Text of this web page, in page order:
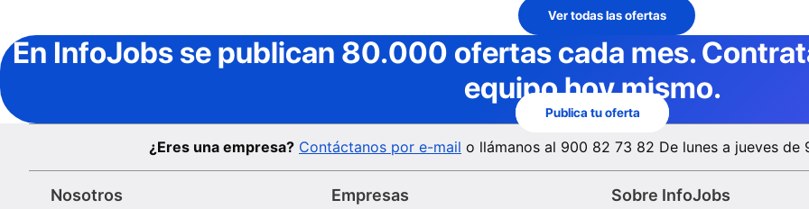
Ver todas las ofertas
En InfoJobs se publican 80.000 ofertas cada mes.
equipo hoy mismo.
Publica tu oferta
¿Eres una empresa? Contáctanos por e-mail o llámanos al 900 82 73 82 De lunes a jueves de
Nosotros Empresas Sobre InfoJobs